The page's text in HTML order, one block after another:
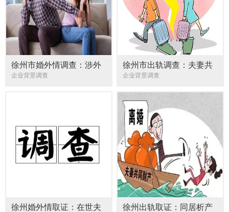
徐州市婚外情调查：涉外
结婚登记应提交的证件
企业背景调查
徐州市出轨调查：夫妻共
同财产转移给父母如何处
企业背景调查
徐州婚外情取证：在世夫
徐州出轨取证：同居析产